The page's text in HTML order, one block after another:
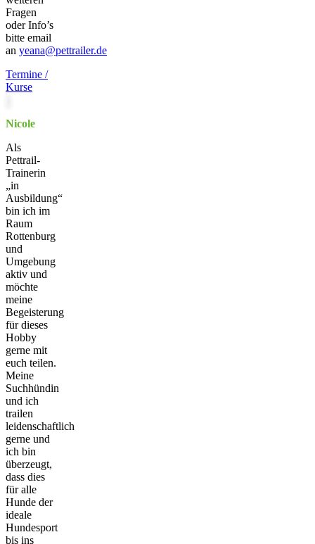
Fragen
oder Info’s
bitte email
an yeana@pettrailer.de
Termine /
Kurse
Nicole
Als
Pettrail-
Trainerin
„in
Ausbildung“
bin ich im
Raum
Rottenburg
und
Umgebung
aktiv und
möchte
meine
Begeisterung
für dieses
Hobby
gerne mit
euch teilen.
Meine
Suchhündin
und ich
trailen
leidenschaftlich
gerne und
ich bin
überzeugt,
dass dies
für alle
Hunde der
ideale
Hundesport
bis ins